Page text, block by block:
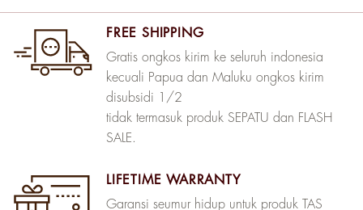
FREE SHIPPING
Gratis ongkos kirim ke seluruh indonesia
kecuali Papua dan Maluku ongkos kirim
disubsidi 1/2
tidak termasuk produk SEPATU dan FLASH
SALE.
LIFETIME WARRANTY
Garansi seumur hidup untuk produk TAS